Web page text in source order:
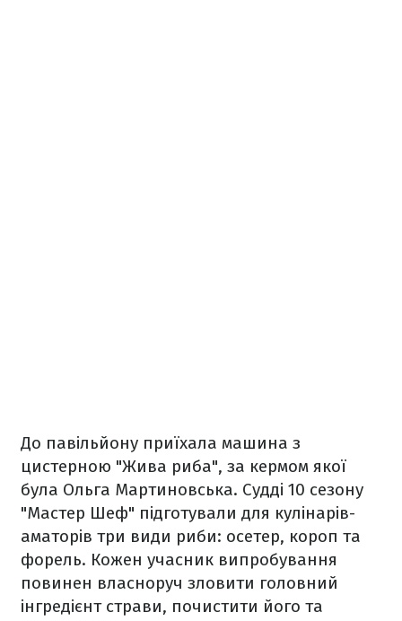
До павільйону приїхала машина з
цистерною "Жива риба", за кермом якої
була Ольга Мартиновська. Судді 10 сезону
"Мастер Шеф" підготували для кулінарів-
аматорів три види риби: осетер, короп та
форель. Кожен учасник випробування
повинен власноруч зловити головний
інгредієнт страви, почистити його та